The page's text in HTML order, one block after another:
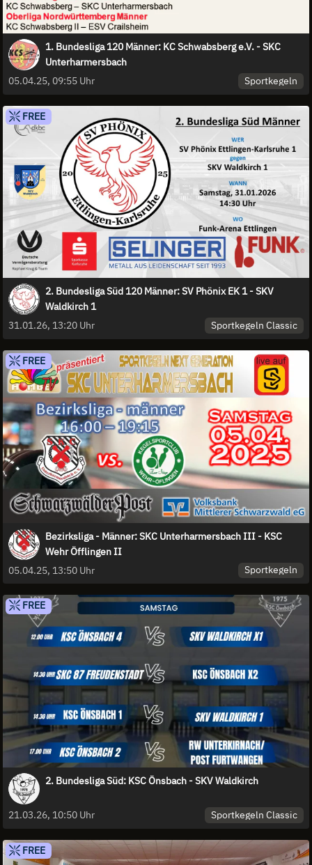
1. Bundesliga 120 Männer: KC Schwabsberg e.V. - SKC
Unterharmersbach
05.04.25, 09:55 Uhr
Sportkegeln
FREE
2. Bundesliga Süd 120 Männer: SV Phönix EK 1 - SKV
Waldkirch 1
31.01.26, 13:20 Uhr
Sportkegeln Classic
FREE
Bezirksliga - Männer: SKC Unterharmersbach III - KSC
Wehr Öfflingen II
05.04.25, 13:50 Uhr
Sportkegeln
FREE
2. Bundesliga Süd: KSC Önsbach - SKV Waldkirch
21.03.26, 10:50 Uhr Sportkegeln Classic
FREE